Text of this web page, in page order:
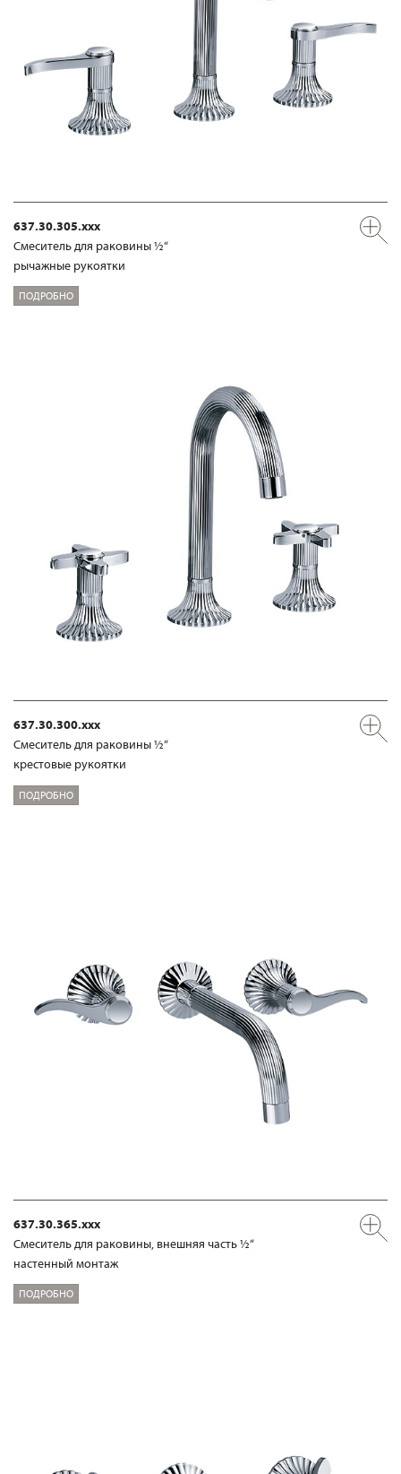
637.30.305.xxx
Смеситель для раковины ½“
рычажные рукоятки
ПОДРОБНО
637.30.300.xxx
Смеситель для раковины ½“
крестовые рукоятки
ПОДРОБНО
637.30.365.xxx
Смеситель для раковины, внешняя часть ½“
настенный монтаж
ПОДРОБНО